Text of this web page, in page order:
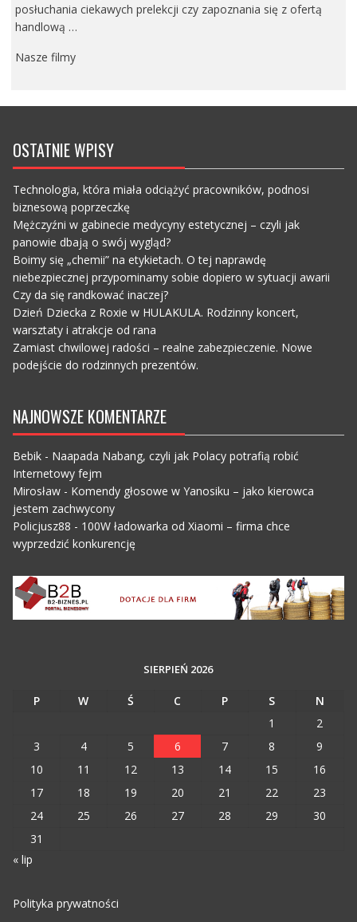
posłuchania ciekawych prelekcji czy zapoznania się z ofertą
handlową …
Nasze filmy
OSTATNIE WPISY
Technologia, która miała odciążyć pracowników, podnosi
biznesową poprzeczkę
Mężczyźni w gabinecie medycyny estetycznej – czyli jak
panowie dbają o swój wygląd?
Boimy się „chemii” na etykietach. O tej naprawdę
niebezpiecznej przypominamy sobie dopiero w sytuacji awarii
Czy da się randkować inaczej?
Dzień Dziecka z Roxie w HULAKULA. Rodzinny koncert,
warsztaty i atrakcje od rana
Zamiast chwilowej radości – realne zabezpieczenie. Nowe
podejście do rodzinnych prezentów.
NAJNOWSZE KOMENTARZE
Bebik- Naapada Nabang, czyli jak Polacy potrafią robić
Internetowy fejm
Mirosław- Komendy głosowe w Yanosiku – jako kierowca
jestem zachwycony
Policjusz88 - 100W ładowarka od Xiaomi – firma chce
wyprzedzić konkurencję
SIERPIEŃ 2026
P W Ś C P S
N
1
2
3
4 5 6 7 8
9
10
11 12 13 14 15
16
17
18 19 20 21 22
23
24
25 26 27 28 29
30
31
« lip
Polityka prywatności